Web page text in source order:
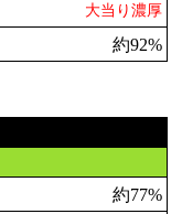
大当り濃厚
約92%
約77%